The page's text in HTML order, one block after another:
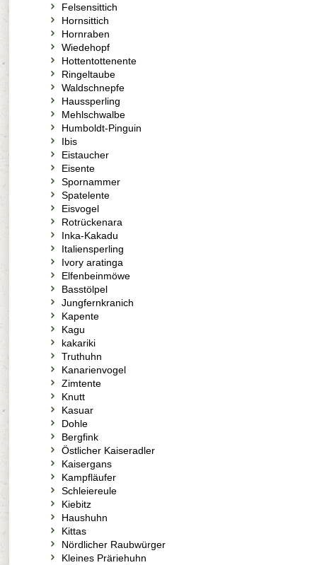
Felsensittich
Hornsittich
Hornraben
Wiedehopf
Hottentottenente
Ringeltaube
Waldschnepfe
Haussperling
Mehlschwalbe
Humboldt-Pinguin
Ibis
Eistaucher
Eisente
Spornammer
Spatelente
Eisvogel
Rotrückenara
Inka-Kakadu
Italiensperling
Ivory aratinga
Elfenbeinmöwe
Basstölpel
Jungfernkranich
Kapente
Kagu
kakariki
Truthuhn
Kanarienvogel
Zimtente
Knutt
Kasuar
Dohle
Bergfink
Östlicher Kaiseradler
Kaisergans
Kampfläufer
Schleiereule
Kiebitz
Haushuhn
Kittas
Nördlicher Raubwürger
Kleines Präriehuhn